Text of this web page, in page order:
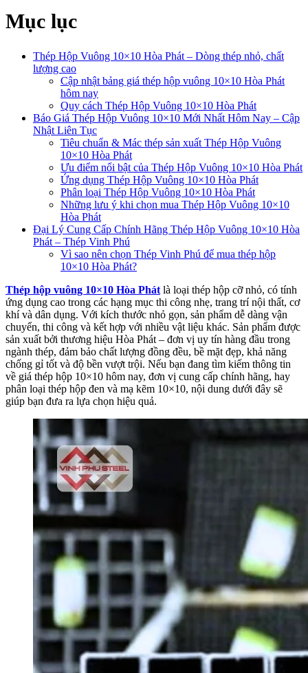
Mục lục
Thép Hộp Vuông 10×10 Hòa Phát – Dòng thép nhỏ, chất
lượng cao
Cập nhật bảng giá thép hộp vuông 10×10 Hòa Phát
hôm nay
Quy cách Thép Hộp Vuông 10×10 Hòa Phát
Báo Giá Thép Hộp Vuông 10×10 Mới Nhất Hôm Nay – Cập
Nhật Liên Tục
Tiêu chuẩn & Mác thép sản xuất Thép Hộp Vuông
10×10 Hòa Phát
Ưu điểm nổi bật của Thép Hộp Vuông 10×10 Hòa Phát
Ứng dụng Thép Hộp Vuông 10×10 Hòa Phát
Phân loại Thép Hộp Vuông 10×10 Hòa Phát
Những lưu ý khi chọn mua Thép Hộp Vuông 10×10
Hòa Phát
Đại Lý Cung Cấp Chính Hãng Thép Hộp Vuông 10×10 Hòa
Phát – Thép Vinh Phú
Vì sao nên chọn Thép Vinh Phú để mua thép hộp
10×10 Hòa Phát?
Thép hộp vuông 10×10 Hòa Phát là loại thép hộp cỡ nhỏ, có tính
ứng dụng cao trong các hạng mục thi công nhẹ, trang trí nội thất, cơ
khí và dân dụng. Với kích thước nhỏ gọn, sản phẩm dễ dàng vận
chuyển, thi công và kết hợp với nhiều vật liệu khác. Sản phẩm được
sản xuất bởi thương hiệu Hòa Phát – đơn vị uy tín hàng đầu trong
ngành thép, đảm bảo chất lượng đồng đều, bề mặt đẹp, khả năng
chống gỉ tốt và độ bền vượt trội. Nếu bạn đang tìm kiếm thông tin
về giá thép hộp 10×10 hôm nay, đơn vị cung cấp chính hãng, hay
phân loại thép hộp đen và mạ kẽm 10×10, nội dung dưới đây sẽ
giúp bạn đưa ra lựa chọn hiệu quả.